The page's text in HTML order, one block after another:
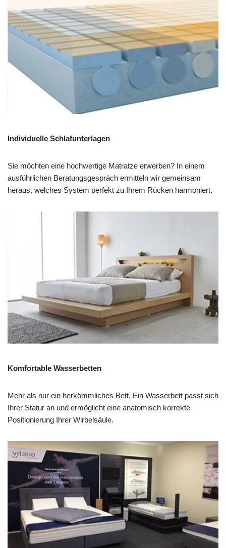
Individuelle Schlafunterlagen
Sie möchten eine hochwertige Matratze erwerben? In einem
ausführlichen Beratungsgespräch ermitteln wir gemeinsam
heraus, welches System perfekt zu Ihrem Rücken harmoniert.
Komfortable Wasserbetten
Mehr als nur ein herkömmliches Bett. Ein Wasserbett passt sich
Ihrer Statur an und ermöglicht eine anatomisch korrekte
Positionierung Ihrer Wirbelsäule.